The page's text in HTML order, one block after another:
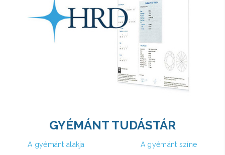
GYÉMÁNT TUDÁSTÁR
A gyémánt alakja A gyémánt színe